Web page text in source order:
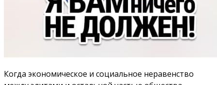
Когда экономическое и социальное неравенство